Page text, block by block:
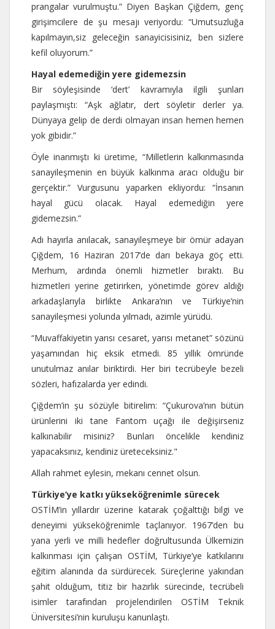
prangalar vurulmuştu.” Diyen Başkan Çiğdem, genç
girişimcilere de şu mesajı veriyordu: “Umutsuzluğa
kapılmayın,siz geleceğin sanayicisisiniz, ben sizlere
kefil oluyorum.”
Hayal edemediğin yere gidemezsin
Bir söyleşisinde ‘dert’ kavramıyla ilgili şunları
paylaşmıştı: “Aşk ağlatır, dert söyletir derler ya.
Dünyaya gelip de derdi olmayan insan hemen hemen
yok gibidir.”
Öyle inanmıştı ki üretime, “Milletlerin kalkınmasında
sanayileşmenin en büyük kalkınma aracı olduğu bir
gerçektir.” Vurgusunu yaparken ekliyordu: “İnsanın
hayal gücü olacak. Hayal edemediğin yere
gidemezsin.”
Adı hayırla anılacak, sanayileşmeye bir ömür adayan
Çiğdem, 16 Haziran 2017’de darı bekaya göç etti.
Merhum, ardında önemli hizmetler bıraktı. Bu
hizmetleri yerine getirirken, yönetimde görev aldığı
arkadaşlarıyla birlikte Ankara’nın ve Türkiye’nin
sanayileşmesi yolunda yılmadı, azimle yürüdü.
“Muvaffakiyetin yarısı cesaret, yarısı metanet” sözünü
yaşamından hiç eksik etmedi. 85 yıllık ömründe
unutulmaz anılar biriktirdi. Her biri tecrübeyle bezeli
sözleri, hafızalarda yer edindi.
Çiğdem’in şu sözüyle bitirelim: “Çukurova’nın bütün
ürünlerini iki tane Fantom uçağı ile değişirseniz
kalkınabilir misiniz? Bunları öncelikle kendiniz
yapacaksınız, kendiniz üreteceksiniz."
Allah rahmet eylesin, mekanı cennet olsun.
Türkiye’ye katkı yükseköğrenimle sürecek
OSTİM’in yıllardır üzerine katarak çoğalttığı bilgi ve
deneyimi yükseköğrenimle taçlanıyor. 1967’den bu
yana yerli ve milli hedefler doğrultusunda Ülkemizin
kalkınması için çalışan OSTİM, Türkiye’ye katkılarını
eğitim alanında da sürdürecek. Süreçlerine yakından
şahit olduğum, titiz bir hazırlık sürecinde, tecrübeli
isimler tarafından projelendirilen OSTİM Teknik
Üniversitesi’nin kuruluşu kanunlaştı.